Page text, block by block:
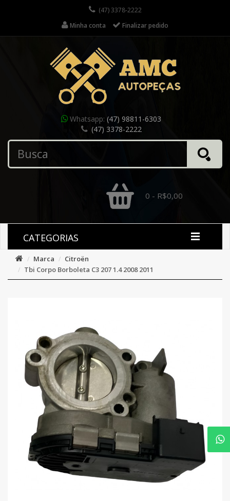
(47) 3378-2222
Minha conta
Finalizar pedido
Whatsapp: (47) 98811-6303
(47) 3378-2222
0 - R$0,00
CATEGORIAS
Marca
Citroën
Tbi Corpo Borboleta C3 207 1.4 2008 2011